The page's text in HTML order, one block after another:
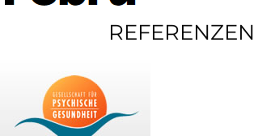
REFERENZEN